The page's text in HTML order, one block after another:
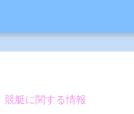
競艇に関する情報